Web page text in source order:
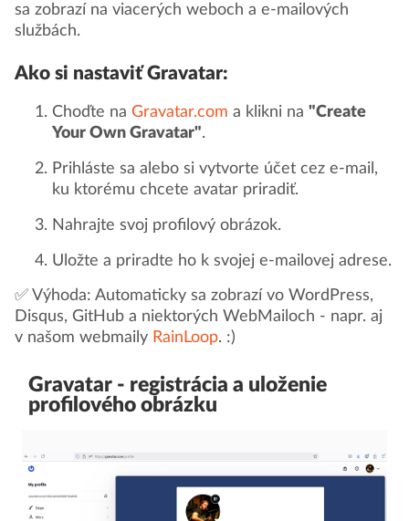
sa zobrazí na viacerých weboch a e-mailových
službách.
Ako si nastaviť Gravatar:
Choďte na Gravatar.com a klikni na "Create
Your Own Gravatar".
Prihláste sa alebo si vytvorte účet cez e-mail,
ku ktorému chcete avatar priradiť.
Nahrajte svoj profilový obrázok.
Uložte a priradte ho k svojej e-mailovej adrese.
✅ Výhoda: Automaticky sa zobrazí vo WordPress,
Disqus, GitHub a niektorých WebMailoch - napr. aj
v našom webmaily RainLoop. :)
Gravatar - registrácia a uloženie
profilového obrázku